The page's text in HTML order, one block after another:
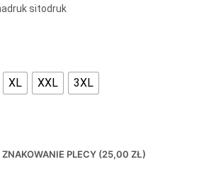
sitodruk
XL XXL 3XL
ZNAKOWANIE PLECY (25,00 ZŁ)